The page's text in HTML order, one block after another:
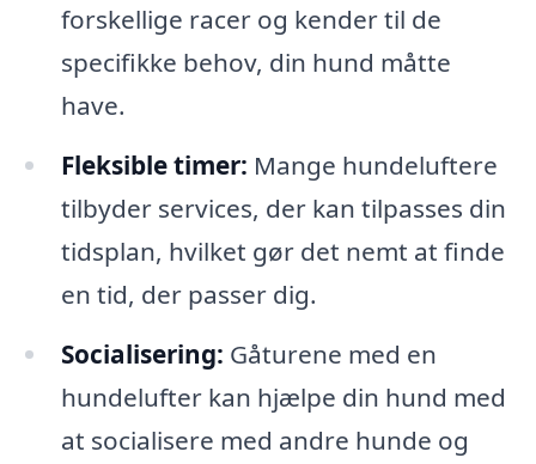
forskellige racer og kender til de
specifikke behov, din hund måtte
have.
Fleksible timer: Mange hundeluftere
tilbyder services, der kan tilpasses din
tidsplan, hvilket gør det nemt at finde
en tid, der passer dig.
Socialisering: Gåturene med en
hundelufter kan hjælpe din hund med
at socialisere med andre hunde og